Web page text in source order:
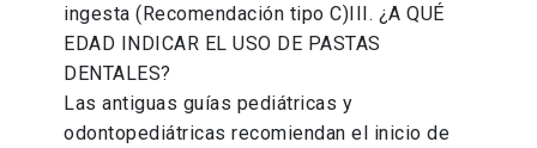
ingesta (Recomendación tipo C)III. ¿A QUÉ
EDAD INDICAR EL USO DE PASTAS
DENTALES?
Las antiguas guías pediátricas y
odontopediátricas recomiendan el inicio de